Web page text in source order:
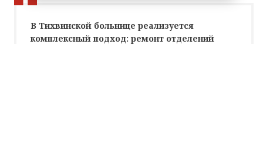
В Тихвинской больнице реализуется
комплексный подход: ремонт отделений